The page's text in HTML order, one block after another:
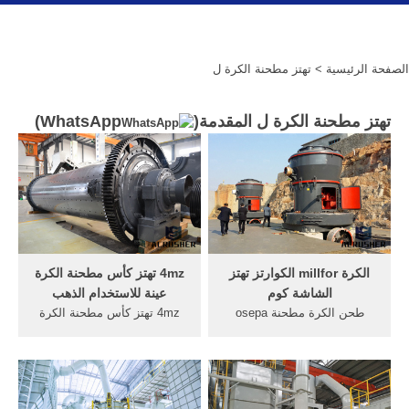
الصفحة الرئيسية > تهتز مطحنة الكرة ل
تهتز مطحنة الكرة ل المقدمة( WhatsApp
)
4mz تهتز كأس مطحنة الكرة
عينة للاستخدام الذهب
4mz تهتز كأس مطحنة الكرة
مباشرة من موردي charger
quick بالصين شاحن سريع ل
الكرة millfor الكوارتز تهتز
الشاشة كوم
طحن الكرة مطحنة osepa
الجيري تهتز الشاشة ل
المحمول عملية آمنة النباتية